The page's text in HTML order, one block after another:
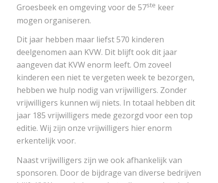
Groesbeek en omgeving voor de 57ste keer
mogen organiseren.
Dit jaar hebben maar liefst 570 kinderen
deelgenomen aan KVW. Dit blijft ook dit jaar
aangeven dat KVW enorm leeft. Om zoveel
kinderen een niet te vergeten week te bezorgen,
hebben we hulp nodig van vrijwilligers. Zonder
vrijwilligers kunnen wij niets. In totaal hebben dit
jaar 185 vrijwilligers mede gezorgd voor een top
editie. Wij zijn onze vrijwilligers hier enorm
erkentelijk voor.
Naast vrijwilligers zijn we ook afhankelijk van
sponsoren. Door de bijdrage van diverse bedrijven